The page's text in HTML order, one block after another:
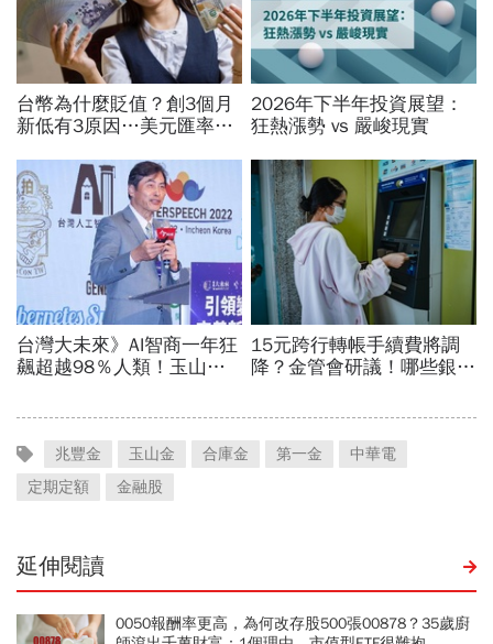
兆豐金 玉山金 合庫金 第一金
中華電
定期定額
金融股
延伸閱讀
0050報酬率更高，為何改存股500張00878？35歲廚